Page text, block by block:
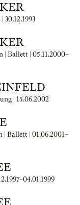
30.12.1993
| Ballett | 05.11.2000–
| 15.06.2002
| Ballett | 01.06.2001–
–04.01.1999